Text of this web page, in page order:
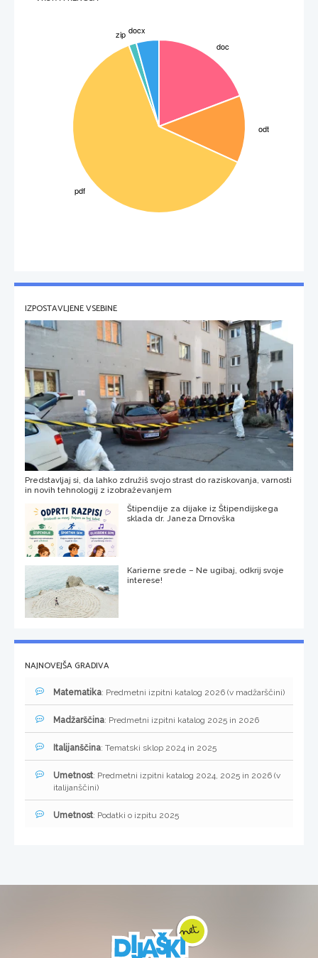
IZPOSTAVLJENE VSEBINE
Predstavljaj si, da lahko združiš svojo strast do raziskovanja, varnosti
in novih tehnologij z izobraževanjem
Štipendije za dijake iz Štipendijskega
sklada dr. Janeza Drnovška
Karierne srede – Ne ugibaj, odkrij svoje
interese!
NAJNOVEJŠA GRADIVA
Matematika: Predmetni izpitni katalog 2026 (v madžarščini)
Madžarščina: Predmetni izpitni katalog 2025 in 2026
Italijanščina: Tematski sklop 2024 in 2025
Umetnost: Predmetni izpitni katalog 2024, 2025 in 2026 (v
italijanščini)
Umetnost: Podatki o izpitu 2025